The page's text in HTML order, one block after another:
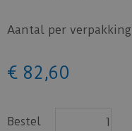
Aantal per verpakking
€ 82 ,60
Bestel